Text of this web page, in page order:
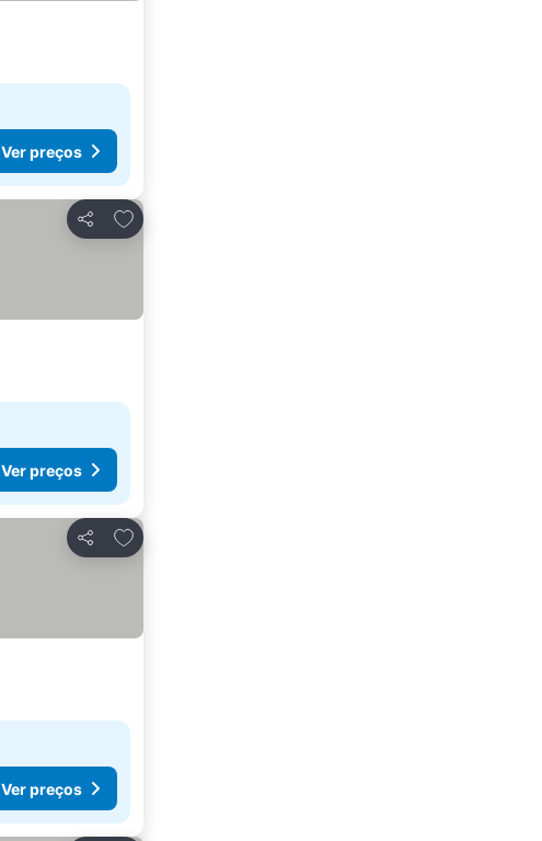
Ver preços
Partilhar
Adicionar aos favoritos
Ver preços
Partilhar
Adicionar aos favoritos
Ver preços